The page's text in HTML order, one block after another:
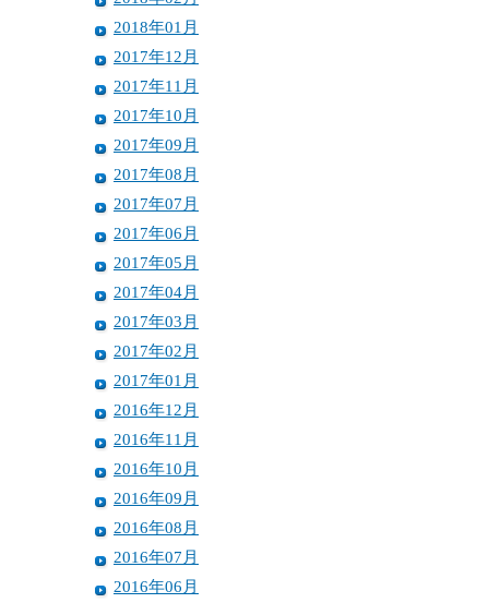
2018年01月
2017年12月
2017年11月
2017年10月
2017年09月
2017年08月
2017年07月
2017年06月
2017年05月
2017年04月
2017年03月
2017年02月
2017年01月
2016年12月
2016年11月
2016年10月
2016年09月
2016年08月
2016年07月
2016年06月